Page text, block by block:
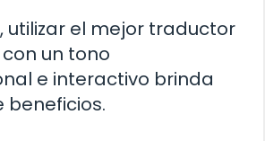
utilizar el mejor traductor
un tono
e interactivo brinda
beneficios.